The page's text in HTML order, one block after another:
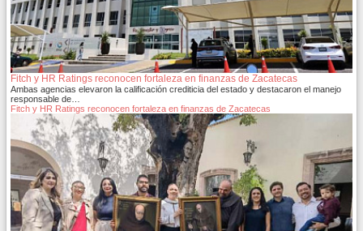
Fitch y HR Ratings reconocen fortaleza en finanzas de Zacatecas
Ambas agencias elevaron la calificación crediticia del estado y destacaron el manejo
responsable de…
Fitch y HR Ratings reconocen fortaleza en finanzas de Zacatecas